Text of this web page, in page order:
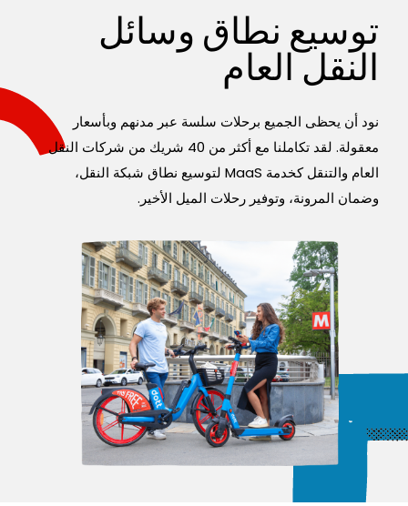
توسيع نطاق وسائل
النقل العام
نود أن يحظى الجميع برحلات سلسة عبر مدنهم وبأسعار
معقولة. لقد تكاملنا مع أكثر من 40 شريك من شركات النقل
العام والتنقل كخدمة MaaS لتوسيع نطاق شبكة النقل،
وضمان المرونة، وتوفير رحلات الميل الأخير.